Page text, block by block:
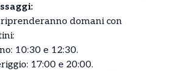
domani con
10:30 e 12:30.
17:00 e 20:00.